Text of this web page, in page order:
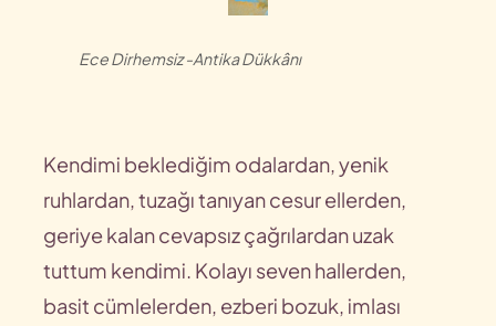
Ece Dirhemsiz -Antika Dükkânı
Kendimi beklediğim odalardan, yenik
ruhlardan, tuzağı tanıyan cesur ellerden,
geriye kalan cevapsız çağrılardan uzak
tuttum kendimi. Kolayı seven hallerden,
basit cümlelerden, ezberi bozuk, imlası